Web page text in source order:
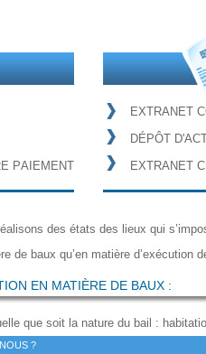
E PA E M E NT
EXTRAN ET C
DÉ PÔT D'AC
EXTRAN ET C
des états des lieux qui
de baux qu’en matière d’exécution
EN MATIÈRE DE BAUX :
que soit la nature du bail :
?